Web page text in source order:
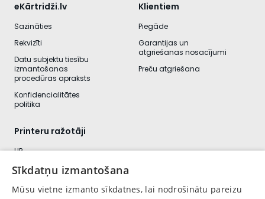
eKārtridži.lv
Sazināties
Rekvizīti
Datu subjektu tiesību
izmantošanas
procedūras apraksts
Konfidencialitātes
politika
Klientiem
Piegāde
Garantijas un
atgriešanas nosacījumi
Preču atgriešana
Printeru ražotāji
HP
Canon
Kyocera
Sīkdatņu izmantošana
Mūsu vietne izmanto sīkdatnes, lai nodrošinātu pareizu